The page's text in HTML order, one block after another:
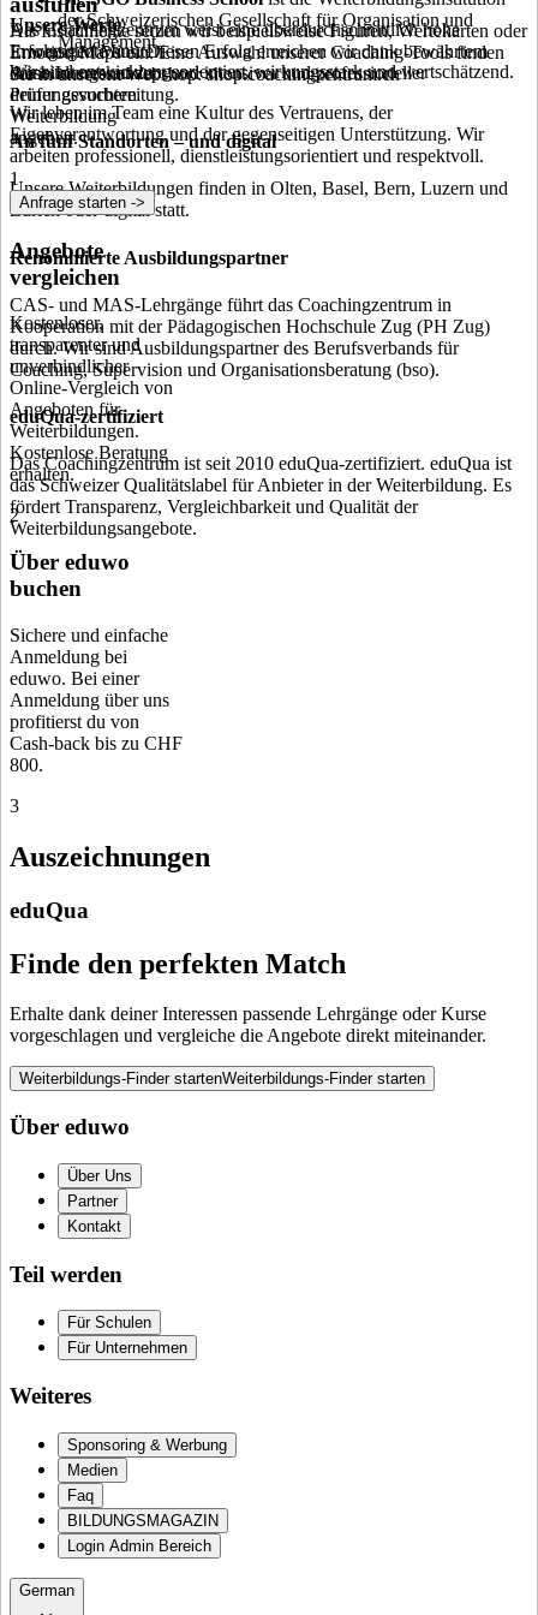
Als Instrumente setzen wir beispielsweise Figuren, Wertekarten oder
Emotion Maps ein. Eine Auswahl unserer Coaching-Tools finden
Sie in unserem Webshop: shop.coachingzentrum.ch
Das Coachingzentrum weist eine überdurchschnittlich hohe
Erfolgsquote aus. Diesen Erfolg erreichen wir dank bewährtem
Ausbildungskonzept und intensiver und professioneller
Prüfungsvorbereitung.
An fünf Standorten – und digital
Unsere Weiterbildungen finden in Olten, Basel, Bern, Luzern und
Zürich oder digital statt.
Renommierte Ausbildungspartner
CAS- und MAS-Lehrgänge führt das Coachingzentrum in
Kooperation mit der Pädagogischen Hochschule Zug (PH Zug)
durch. Wir sind Ausbildungspartner des Berufsverbands für
Coaching, Supervision und Organisationsberatung (bso).
eduQua-zertifiziert
Das Coachingzentrum ist seit 2010 eduQua-zertifiziert. eduQua ist
das Schweizer Qualitätslabel für Anbieter in der Weiterbildung. Es
fördert Transparenz, Vergleichbarkeit und Qualität der
Weiterbildungsangebote.
Unsere Werte
Wir sind entwicklungsorientiert, wirkungsstark und wertschätzend.
Wir leben im Team eine Kultur des Vertrauens, der
Eigenverantwortung und der gegenseitigen Unterstützung. Wir
arbeiten professionell, dienstleistungsorientiert und respektvoll.
der Schweizerischen Gesellschaft für Organisation und
Management.
In wenigen Minuten
deine Interessen zu
deiner gesuchten
Weiterbildung
angeben.
1
Anfrage starten ->
Angebote
vergleichen
Kostenloser,
transparenter und
unverbindlicher
Online-Vergleich von
Angeboten für
Weiterbildungen.
Kostenlose Beratung
erhalten.
2
Über eduwo
buchen
Sichere und einfache
Anmeldung bei
eduwo. Bei einer
Anmeldung über uns
profitierst du von
Cash-back bis zu CHF
800.
3
Auszeichnungen
eduQua
Finde den perfekten Match
Erhalte dank deiner Interessen passende Lehrgänge oder Kurse
vorgeschlagen und vergleiche die Angebote direkt miteinander.
Weiterbildungs-Finder startenWeiterbildungs-Finder starten
Über eduwo
Über Uns
Partner
Kontakt
Teil werden
Für Schulen
Für Unternehmen
Weiteres
Sponsoring & Werbung
Medien
Faq
BILDUNGSMAGAZIN
Login Admin Bereich
German